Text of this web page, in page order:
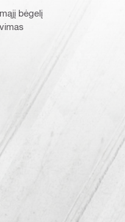
bėgelį